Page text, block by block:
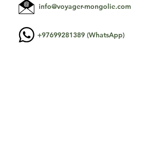
info@voyager-mongolie.com
+97699281389 (WhatsApp)